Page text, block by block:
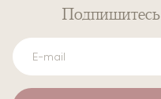
Подпишитесь